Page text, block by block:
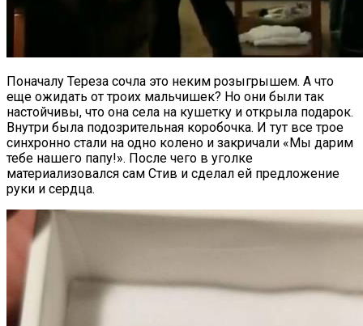
Поначалу Тереза сочла это неким розыгрышем. А что
еще ожидать от троих мальчишек? Но они были так
настойчивы, что она села на кушетку и открыла подарок.
Внутри была подозрительная коробочка. И тут все трое
синхронно стали на одно колено и закричали «Мы дарим
тебе нашего папу!». После чего в уголке
материализовался сам Стив и сделал ей предложение
руки и сердца.